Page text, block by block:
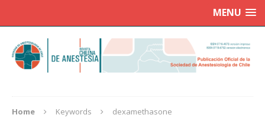
MENU
Home Keywords dexamethasone